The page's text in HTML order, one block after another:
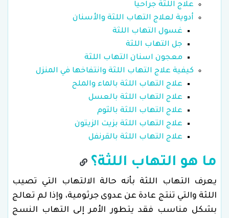
علاج اللثة جراحياً
أدوية لعلاج التهاب اللثة والأسنان
غسول التهاب اللثة
جل التهاب اللثة
معجون اسنان التهاب اللثة
كيفية علاج التهاب اللثة وانتفاخها في المنزل
علاج التهاب اللثة بالماء والملح
علاج التهاب اللثة بالعسل
علاج التهاب اللثة بالثوم
علاج التهاب اللثة بزيت الزيتون
علاج التهاب اللثة بالقرنفل
ما هو التهاب اللثة؟
يعرف التهاب اللثة بأنه حالة الالتهاب التي تصيب
اللثة والتي تنتج عادة عن عدوى جرثومية، وإذا لم تعالج
بشكل مناسب فقد يتطور الأمر إلى التهاب النسج